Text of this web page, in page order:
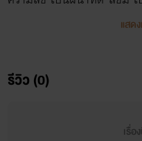
ไม่เคยรับคัยเข้ามาในใจสักค
=pl=
แสด
รีวิว (0)
เรื่อ